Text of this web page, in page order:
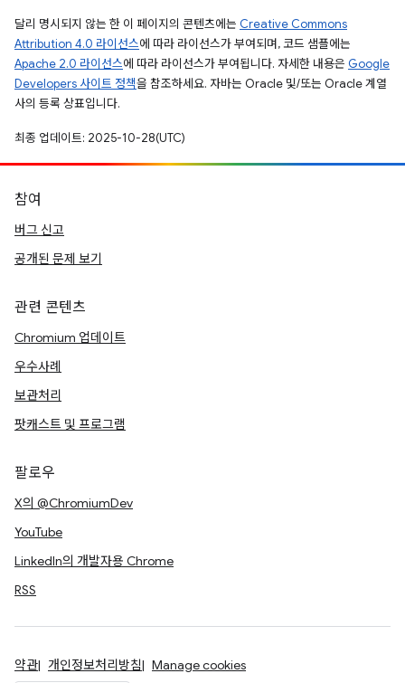
달리 명시되지 않는 한 이 페이지의 콘텐츠에는 Creative Commons
Attribution 4.0 라이선스에 따라 라이선스가 부여되며, 코드 샘플에는
Apache 2.0 라이선스에 따라 라이선스가 부여됩니다. 자세한 내용은 Google
Developers 사이트 정책을 참조하세요. 자바는 Oracle 및/또는 Oracle 계열
사의 등록 상표입니다.
최종 업데이트: 2025-10-28(UTC)
참여
버그 신고
공개된 문제 보기
관련 콘텐츠
Chromium 업데이트
우수사례
보관처리
팟캐스트 및 프로그램
팔로우
X의 @ChromiumDev
YouTube
LinkedIn의 개발자용 Chrome
RSS
약관 개인정보처리방침 Manage cookies